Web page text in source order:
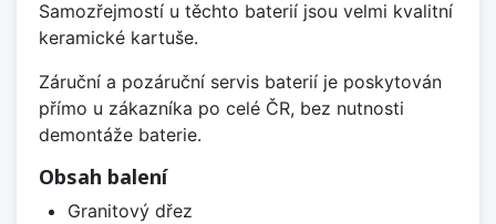
Samozřejmostí u těchto baterií jsou velmi kvalitní
keramické kartuše.
Záruční a pozáruční servis baterií je poskytován
přímo u zákazníka po celé ČR, bez nutnosti
demontáže baterie.
Obsah balení
Granitový dřez